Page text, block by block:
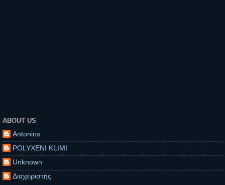
ABOUT US
Antonios
POLYXENI KLIMI
Unknown
Διαχειριστής